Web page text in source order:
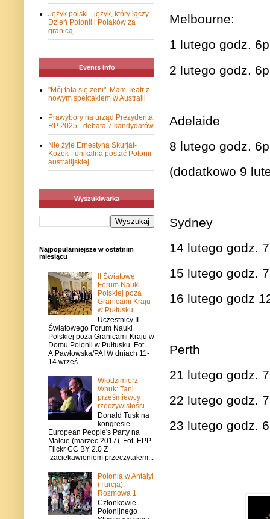
Melbourne:
1 lutego godz.
2 lutego godz.
Adelaide
8 lutego godz.
(dodatkowo 9
Sydney
14 lutego godz.
15 lutego godz.
16 lutego godz
Perth
21 lutego godz.
22 lutego godz.
23 lutego godz.
Język polski - język, który łączy.
Dzień Polonii i Polaków za
granicą
Events Info
"Mój tata się żeni". Mam Teatr z
nowym spektaklem w Australii
Prawybory na urząd Prezydenta
RP 2025 - debata 7 kandydatów
Nie żyje Ernestyna Skurjat-
Kozek - unikalna postać Polonii
australijskiej
Wyszukiwarka
Najpopularniejsze w ostatnim
miesiącu
II Światowe
Forum Nauki
Polskiej poza
Granicami Kraju
w Pułtusku
Uczestnicy II
Światowego Forum Nauki
Polskiej poza Granicami Kraju w
Domu Polonii w Pułtusku. Fot.
A.Pawłowska/PAI W dniach 11-
14 wrześ...
Włodzimierz
Wnuk: Tani
prześmiewcy
rzeczywistości
Donald Tusk na
kongresie
European People's Party na
Malcie (marzec 2017). Fot. EPP
Flickr CC BY 2.0 Z
zaciekawieniem przeczytałem...
Polonia w Antalyi
(Turcja).
Rozmowa 1
Członkowie
Polonijnego